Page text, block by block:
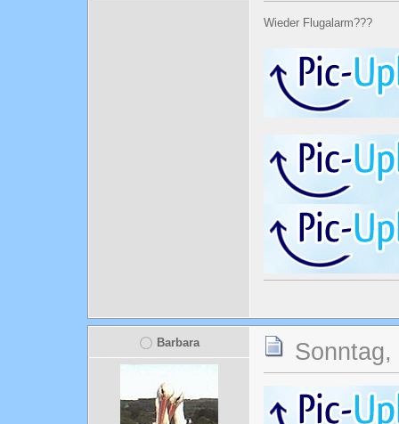
Wieder Flugalarm???
Barbara